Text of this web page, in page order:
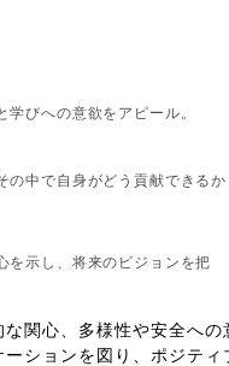
学びへの意欲をアピール。
の中で自身がどう貢献できるか
を示し、将来のビジョンを把
関心、多様性や安全への
ションを図り、ポジティ